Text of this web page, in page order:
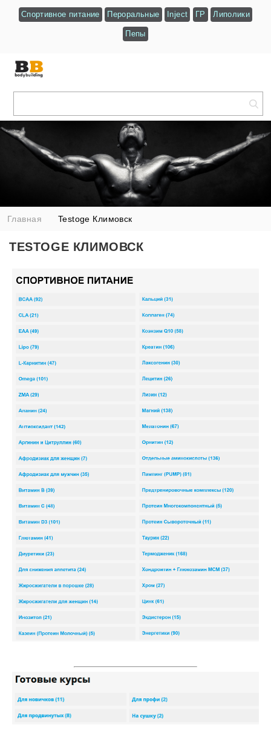
Спортивное питание Пероральные Inject ГР Липолики
Пепы
Главная Testoge Климовск
TESTOGE КЛИМОВСК